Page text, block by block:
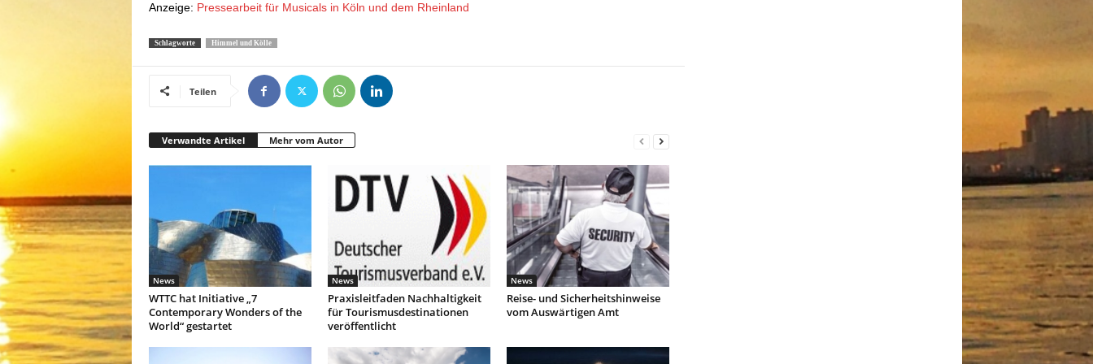
Anzeige: Pressearbeit für Musicals in Köln und dem Rheinland
Schlagworte Himmel und Kölle
Teilen
Verwandte Artikel Mehr vom Autor
News
WTTC hat Initiative „7
Contemporary Wonders of the
World“ gestartet
News
Praxisleitfaden Nachhaltigkeit
für Tourismusdestinationen
veröffentlicht
News
Reise- und Sicherheitshinweise
vom Auswärtigen Amt